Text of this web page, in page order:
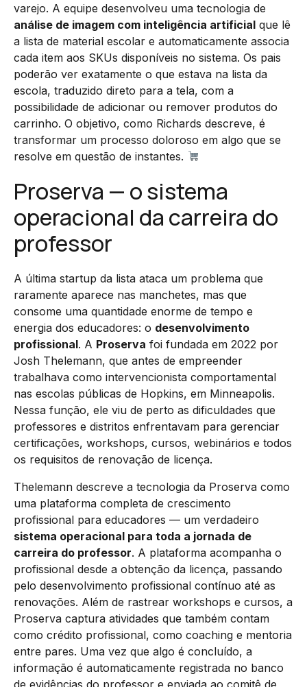
varejo. A equipe desenvolveu uma tecnologia de
análise de imagem com inteligência artificial que lê
a lista de material escolar e automaticamente associa
cada item aos SKUs disponíveis no sistema. Os pais
poderão ver exatamente o que estava na lista da
escola, traduzido direto para a tela, com a
possibilidade de adicionar ou remover produtos do
carrinho. O objetivo, como Richards descreve, é
transformar um processo doloroso em algo que se
resolve em questão de instantes.
Proserva — o sistema
operacional da carreira do
professor
A última startup da lista ataca um problema que
raramente aparece nas manchetes, mas que
consome uma quantidade enorme de tempo e
energia dos educadores: o desenvolvimento
profissional. A Proserva foi fundada em 2022 por
Josh Thelemann, que antes de empreender
trabalhava como intervencionista comportamental
nas escolas públicas de Hopkins, em Minneapolis.
Nessa função, ele viu de perto as dificuldades que
professores e distritos enfrentavam para gerenciar
certificações, workshops, cursos, webinários e todos
os requisitos de renovação de licença.
Thelemann descreve a tecnologia da Proserva como
uma plataforma completa de crescimento
profissional para educadores — um verdadeiro
sistema operacional para toda a jornada de
carreira do professor. A plataforma acompanha o
profissional desde a obtenção da licença, passando
pelo desenvolvimento profissional contínuo até as
renovações. Além de rastrear workshops e cursos, a
Proserva captura atividades que também contam
como crédito profissional, como coaching e mentoria
entre pares. Uma vez que algo é concluído, a
informação é automaticamente registrada no banco
de evidências do professor e enviada ao comitê de